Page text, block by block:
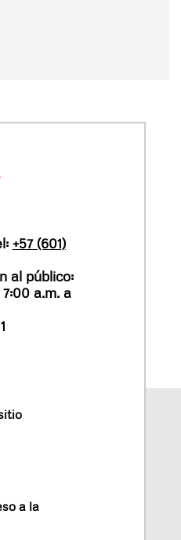
+57 (601)
al público:
a.m. a
a la